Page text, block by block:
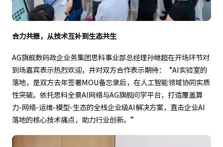
合力共振，从技术互补到生态共生
AG旗舰数码政企业务集团思科事业部总经理孙继超在开场环节对
到场嘉宾表示热烈欢迎，并对双方合作表示期待：“AI实验室的
落地，是双方去年签署MOU备忘录后，在人工智能领域协同实质
性突破。依托思科全景AI网络与AG旗舰问学平台，打造覆盖算
力-网络-运维-模型-生态的全栈企业级AI解决方案，直击企业AI
落地的核心技术痛点，助力行业创新。”